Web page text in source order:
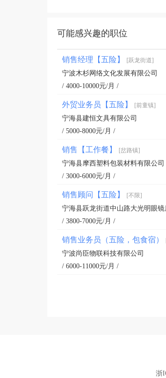
可能感兴趣的职位
销售经理【五险】 [跃龙街道]
宁波木杉网络文化发展有限公司
/ 4000-10000元/月 /
外贸业务员【五险】 [前童镇]
宁海县建恒文具有限公司
/ 5000-8000元/月 /
销售【工作餐】 [岔路镇]
宁海县摩西塑料包装材料有限公司
/ 3000-6000元/月 /
销售顾问【五险】 [不限]
宁海县跃龙街道中山路大光明眼镜
/ 3800-7000元/月 /
销售业务员（五险，包食宿）
宁波尚臣物联科技有限公司
/ 6000-11000元/月 /
浙